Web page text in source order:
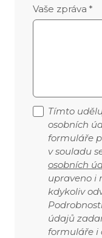
Vaše zpráva *
Tímto
osobních
formuláře
v souladu
osobních
upraveno i
kdykoliv
údajů
formuláře i